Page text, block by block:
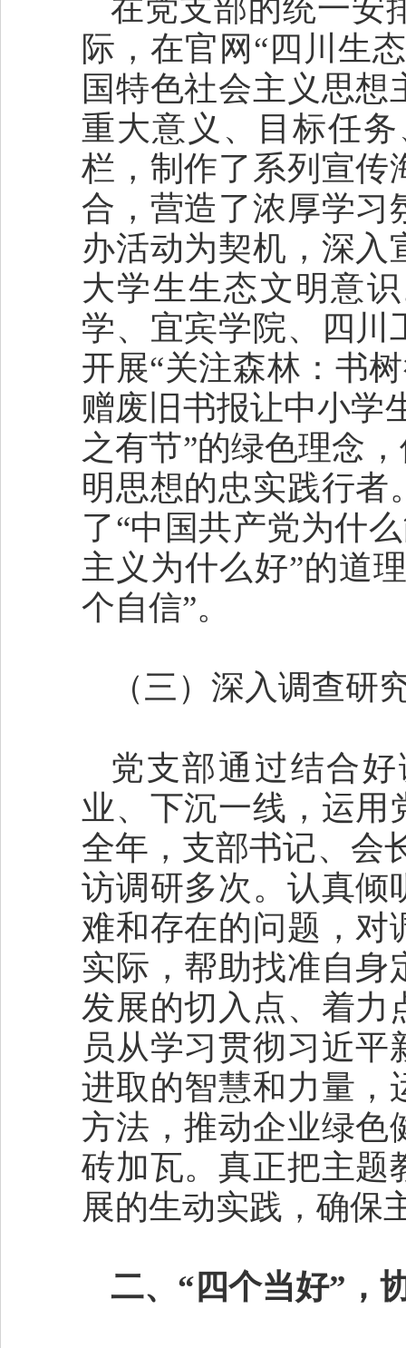
在党支部的统一安
际，在官网“四川生
国特色社会主义思
重大意义、目标任
栏，制作了系列宣传
合，营造了浓厚学习
办活动为契机，深入
大学生生态文明意
学、宜宾学院、四川
开展“关注森林：书
赠废旧书报让中小学
之有节”的绿色理念
明思想的忠实践行者
了“中国共产党为什
主义为什么好”的道
个自信”。
（三）深入调查研
党支部通过结合
业、下沉一线，运用
全年，支部书记、会
访调研多次。认真倾
难和存在的问题，对
实际，帮助找准自身
发展的切入点、着力
员从学习贯彻习近
进取的智慧和力量，
方法，推动企业绿色
砖加瓦。真正把主题
展的生动实践，确保
二、“四个当好”，